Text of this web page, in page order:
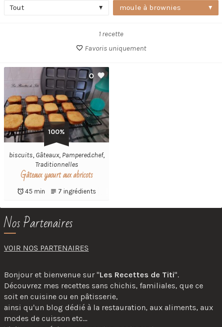
Tout
moule à brownies
1 recette
Favoris uniquement
100%
0
biscuits, Gâteaux, Pampered.chef,
Traditionnelles
Gâteaux yaourt aux abricots
45 min 7 ingrédients
Nos Partenaires
VOIR NOS PARTENAIRES
Bonjour et bienvenue sur "Les Recettes de Titi".
Découvrez mes recettes sans chichis, familiales, que ce
soit en cuisine ou en pâtisserie,
ainsi qu'un blog dédié à la restauration, aux aliments, aux
modes de cuisson etc...